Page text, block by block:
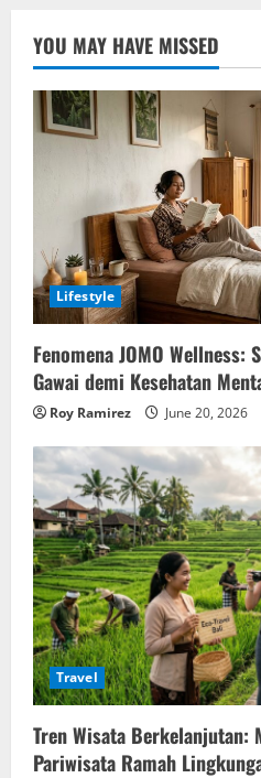
YOU MAY HAVE MISSED
Lifestyle
Fenomena JOMO
Gawai demi Kesehatan
Roy Ramirez June 20, 2026
Travel
Tren Wisata Berkelanjutan:
Pariwisata Ramah